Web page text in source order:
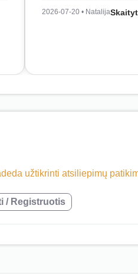
2026-07-20 • Natalija
užtikrinti atsiliepimų
/ Registruotis